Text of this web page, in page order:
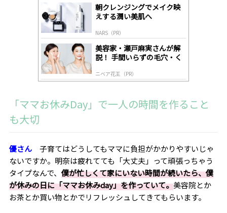
朝クレンジングでメイク映
えする潤い美肌へ
NARS（PR）
美容家・瀬戸麻実さんが解
説！ 手間いらずの毛穴・く
ニベア花王（PR）
「ママお休みDay」で一人の時間を作ること
も大切
優さん子育てはどうしてもママに負担がかかりやすいじゃ
ないですか。明奈は疲れてても「大丈夫」って頑張っちゃう
タイプなんで、 僕が忙しくて家にいない時間が続いたら、僕
が休みの日に「ママお休みday」を作っていて。美容院とか
お茶とか買い物とかでリフレッシュしてきてもらいます。